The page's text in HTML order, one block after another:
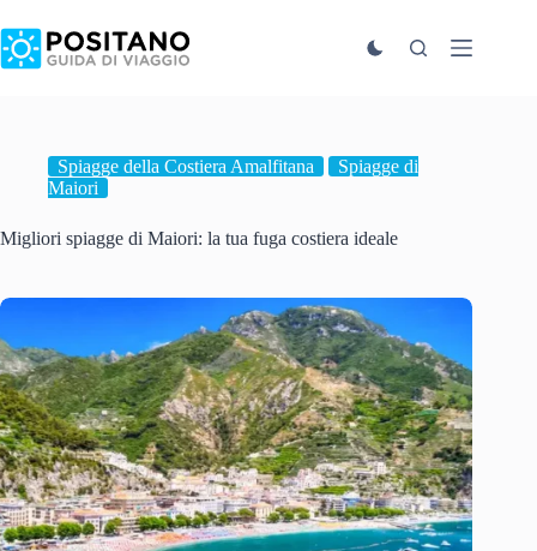
al
contenuto
Spiagge della Costiera Amalfitana
Spiagge di
Maiori
Migliori spiagge di Maiori: la tua fuga costiera ideale